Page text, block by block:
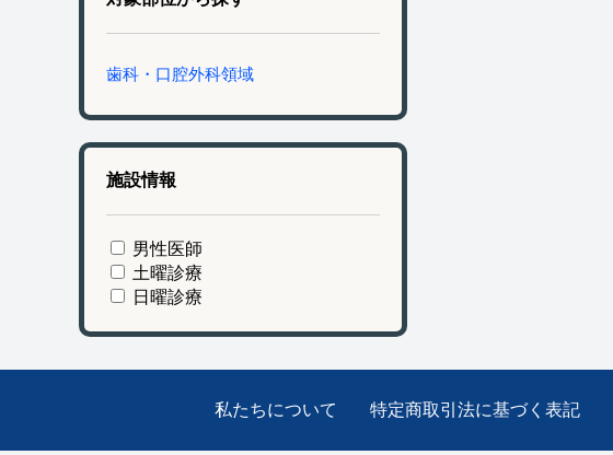
歯科・口腔外科領域
施設情報
男性医師
土曜診療
日曜診療
私たちについて 特定商取引法に基づく表記